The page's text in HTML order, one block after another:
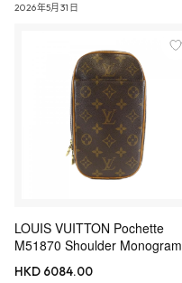
2026年5月31日
LOUIS VUITTON Pochette
M51870 Shoulder Monogram
HKD 6084.00